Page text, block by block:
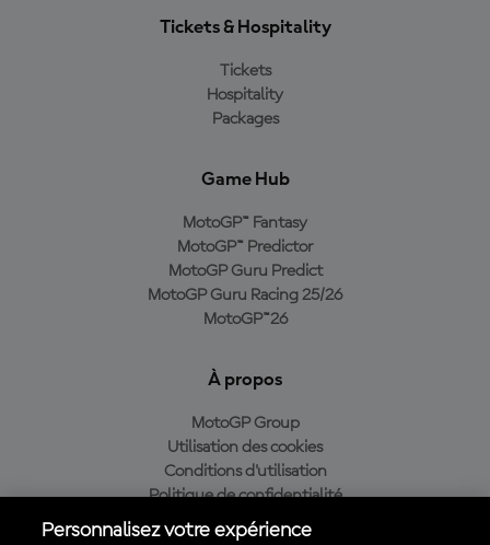
Tickets & Hospitality
Tickets
Hospitality
Packages
Game Hub
MotoGP™ Fantasy
MotoGP™ Predictor
MotoGP Guru Predict
MotoGP Guru Racing 25/26
MotoGP™26
À propos
MotoGP Group
Utilisation des cookies
Conditions d'utilisation
Politique de confidentialité
Politique d’achat
Personnalisez votre expérience